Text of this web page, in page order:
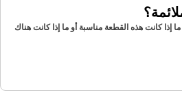
كانت هذه القطعة مناسبة أو ما إذا كانت هناك